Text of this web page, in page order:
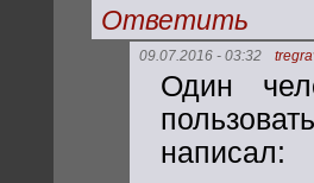
Ответить
09.07.2016 - 03:32
Один
написал: